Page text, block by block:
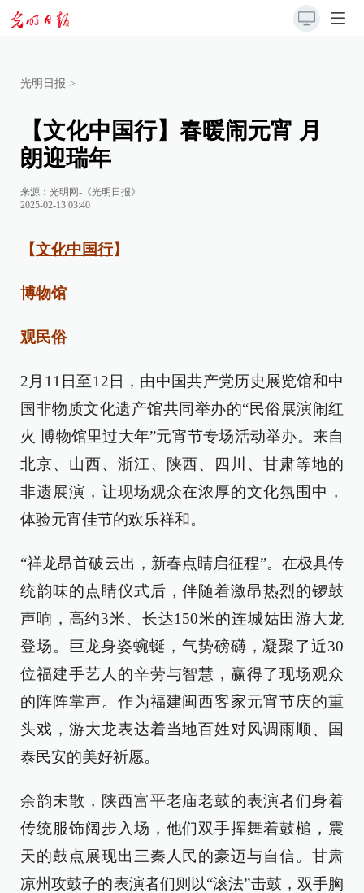
光明日报 >
【文化中国行】春暖闹元宵 月
朗迎瑞年
来源： 光明网-《光明日报》
2025-02-13 03:40
【文化中国行】
博物馆
观民俗
2月11日至12日，由中国共产党历史展览馆和中
国非物质文化遗产馆共同举办的“民俗展演闹红
火 博物馆里过大年”元宵节专场活动举办。来自
北京、山西、浙江、陕西、四川、甘肃等地的
非遗展演，让现场观众在浓厚的文化氛围中，
体验元宵佳节的欢乐祥和。
“祥龙昂首破云出，新春点睛启征程”。在极具传
统韵味的点睛仪式后，伴随着激昂热烈的锣鼓
声响，高约3米、长达150米的连城姑田游大龙
登场。巨龙身姿蜿蜒，气势磅礴，凝聚了近30
位福建手艺人的辛劳与智慧，赢得了现场观众
的阵阵掌声。作为福建闽西客家元宵节庆的重
头戏，游大龙表达着当地百姓对风调雨顺、国
泰民安的美好祈愿。
余韵未散，陕西富平老庙老鼓的表演者们身着
传统服饰阔步入场，他们双手挥舞着鼓槌，震
天的鼓点展现出三秦人民的豪迈与自信。甘肃
凉州攻鼓子的表演者们则以“滚法”击鼓，双手胸